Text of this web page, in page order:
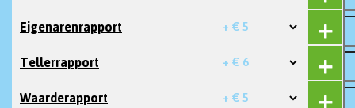
Eigenarenrapport + € 5
Tellerrapport + € 6
Waarderapport + € 5